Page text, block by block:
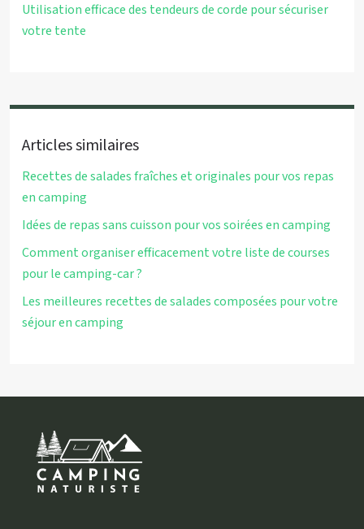
Utilisation efficace des tendeurs de corde pour sécuriser
votre tente
Articles similaires
Recettes de salades fraîches et originales pour vos repas
en camping
Idées de repas sans cuisson pour vos soirées en camping
Comment organiser efficacement votre liste de courses
pour le camping-car ?
Les meilleures recettes de salades composées pour votre
séjour en camping